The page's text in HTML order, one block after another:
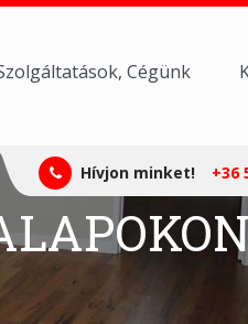
Cégünk
Hívjon minket! +36